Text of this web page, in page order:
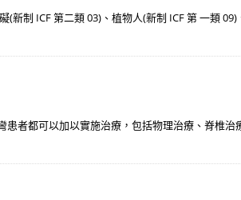
制 ICF 第二類 03)、植物人(新制 ICF 第 一類 09)
者都可以加以實施治療，包括物理治療、脊椎治